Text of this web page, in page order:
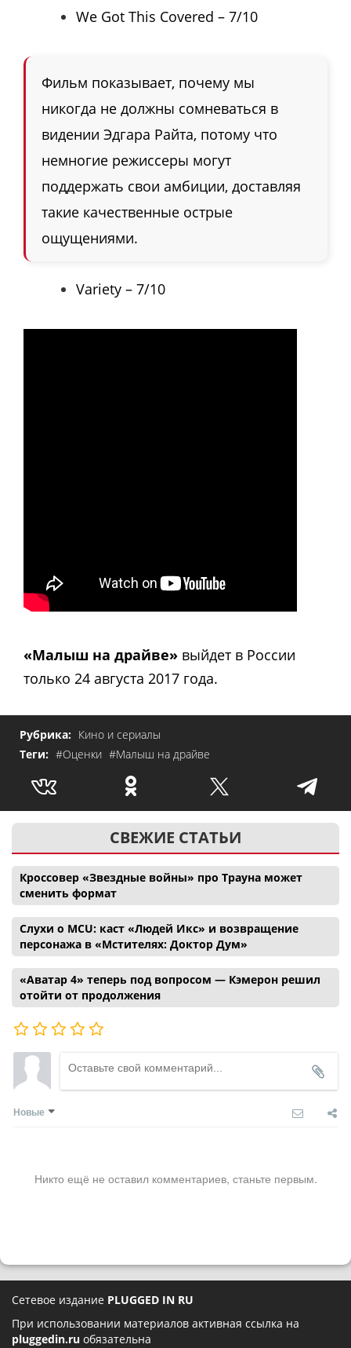
We Got This Covered – 7/10
Фильм показывает, почему мы
никогда не должны сомневаться в
видении Эдгара Райта, потому что
немногие режиссеры могут
поддержать свои амбиции, доставляя
такие качественные острые
ощущениями.
Variety – 7/10
«Малыш на драйве» выйдет в России
только 24 августа 2017 года.
Рубрика: Кино и сериалы
Теги: #Оценки #Малыш на драйве
СВЕЖИЕ СТАТЬИ
Кроссовер «Звездные войны» про Трауна может
сменить формат
Слухи о MCU: каст «Людей Икс» и возвращение
персонажа в «Мстителях: Доктор Дум»
«Аватар 4» теперь под вопросом — Кэмерон решил
отойти от продолжения
Новые
Никто ещё не оставил комментариев, станьте первым.
Сетевое издание PLUGGED IN RU
При использовании материалов активная ссылка на
pluggedin.ru обязательна